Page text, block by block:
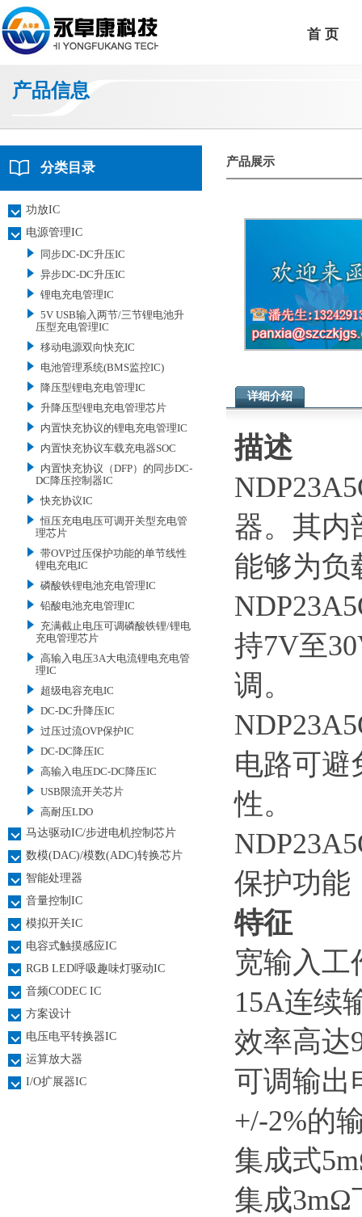
首 页
产品信息
分类目录
功放IC
电源管理IC
同步DC-DC升压IC
异步DC-DC升压IC
锂电充电管理IC
5V USB输入两节/三节锂电池升
压型充电管理IC
移动电源双向快充IC
电池管理系统(BMS监控IC)
降压型锂电充电管理IC
升降压型锂电充电管理芯片
内置快充协议的锂电充电管理IC
内置快充协议车载充电器SOC
内置快充协议（DFP）的同步DC-
DC降压控制器IC
快充协议IC
恒压充电电压可调开关型充电管
理芯片
带OVP过压保护功能的单节线性
锂电充电IC
磷酸铁锂电池充电管理IC
铅酸电池充电管理IC
充满截止电压可调磷酸铁锂/锂电
充电管理芯片
高输入电压3A大电流锂电充电管
理IC
超级电容充电IC
DC-DC升降压IC
过压过流OVP保护IC
DC-DC降压IC
高输入电压DC-DC降压IC
USB限流开关芯片
高耐压LDO
马达驱动IC/步进电机控制芯片
数模(DAC)/模数(ADC)转换芯片
智能处理器
音量控制IC
模拟开关IC
电容式触摸感应IC
RGB LED呼吸趣味灯驱动IC
音频CODEC IC
方案设计
电压电平转换器IC
运算放大器
I/O扩展器IC
产品展示
详细介绍
描述
器。其内
能够为负
持7V至
调。
电路可避
性。
保护功能
特征
宽输入工
15A连续
效率高达
可调输出
+/-2%的
集成式
集成3mΩ